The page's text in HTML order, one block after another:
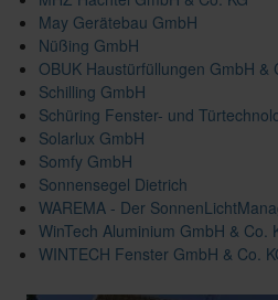
May Gerätebau GmbH
Nüßing GmbH
OBUK Haustürfüllungen GmbH &
Schilling GmbH
Schüring Fenster- und
Solarlux GmbH
Somfy GmbH
Sonnensegel Dietrich
WAREMA - Der
WinTech Aluminium GmbH & Co.
WINTECH Fenster GmbH & Co.